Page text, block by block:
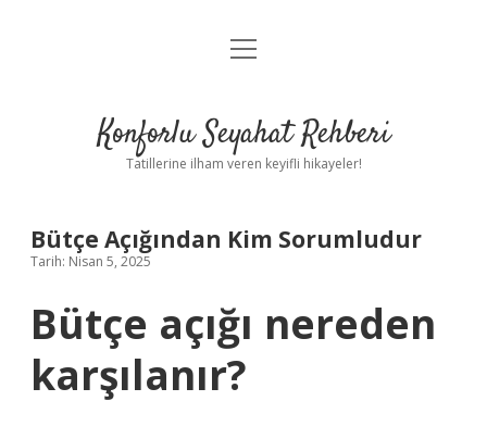
Anasayfa
Yasal Uyarı
menüyü
Konforlu Seyahat Rehberi
Tatillerine ilham veren keyifli hikayeler!
Bütçe Açığından Kim Sorumludur
Tarih: Nisan 5, 2025
Bütçe açığı nereden
karşılanır?